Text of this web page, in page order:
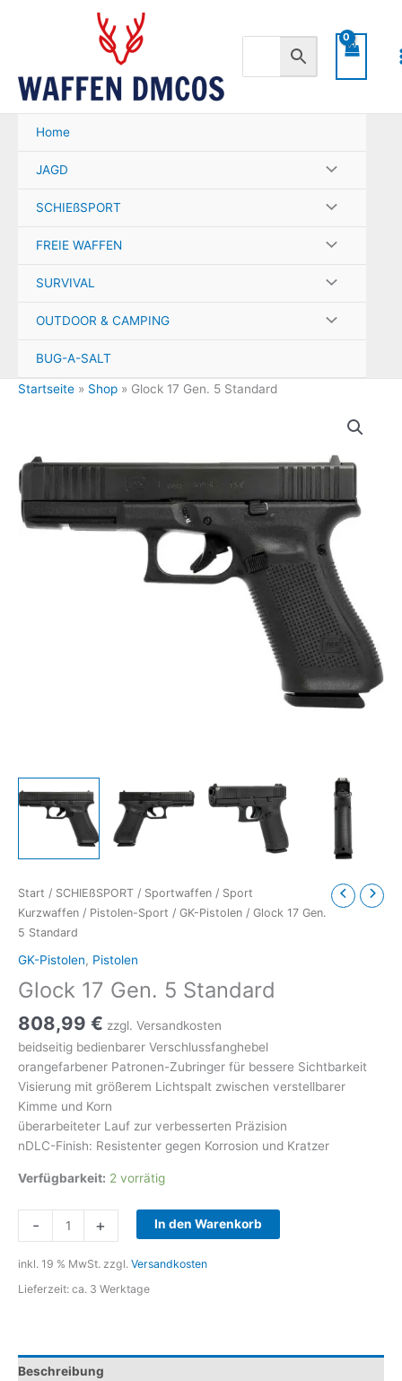
Home
JAGD
SCHIEßSPORT
FREIE WAFFEN
SURVIVAL
OUTDOOR & CAMPING
BUG-A-SALT
Startseite » Shop » Glock 17 Gen. 5 Standard
Start / SCHIEßSPORT / Sportwaffen / Sport
Kurzwaffen / Pistolen-Sport / GK-Pistolen / Glock 17 Gen.
5 Standard
GK-Pistolen, Pistolen
Glock 17 Gen. 5 Standard
808,99 € zzgl. Versandkosten
beidseitig bedienbarer Verschlussfanghebel
orangefarbener Patronen-Zubringer für bessere Sichtbarkeit
Visierung mit größerem Lichtspalt zwischen verstellbarer
Kimme und Korn
überarbeiteter Lauf zur verbesserten Präzision
nDLC-Finish: Resistenter gegen Korrosion und Kratzer
Verfügbarkeit: 2 vorrätig
-
17
Gen.
Standard
+ In den Warenkorb
inkl. 19 % MwSt. zzgl. Versandkosten
Lieferzeit: ca. 3 Werktage
Beschreibung